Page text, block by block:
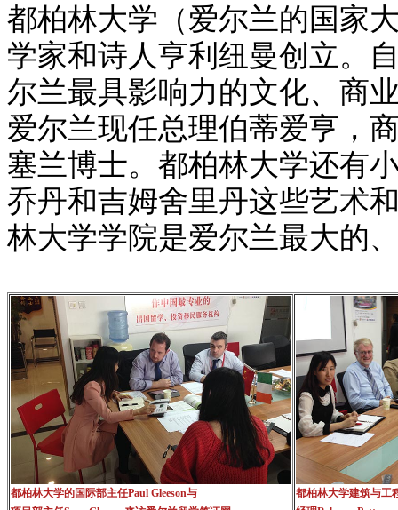
都柏林大学（爱尔兰的国家
学家和诗人亨利纽曼创立。
尔兰最具影响力的文化、商
爱尔兰现任总理伯蒂爱亨，
塞兰博士。都柏林大学还有
乔丹和吉姆舍里丹这些艺术
林大学学院是爱尔兰最大的
都柏林大学的国际部主任Paul Gleeson与
都柏林大学建筑与工